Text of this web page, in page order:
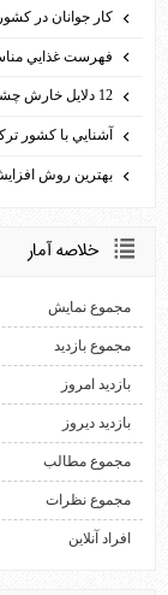
كار جوانان در
فهرست غذايي
12 دلايل خارش چشم+ 10 روش درمان سريع
آشنايي با كشور تركيه: از
بهترين روش
خلاصه آمار
مجموع نمایش‌
مجموع بازدید
بازدید امروز
بازدید دیروز
مجموع مطالب
مجموع نظرات
افراد آنلاین